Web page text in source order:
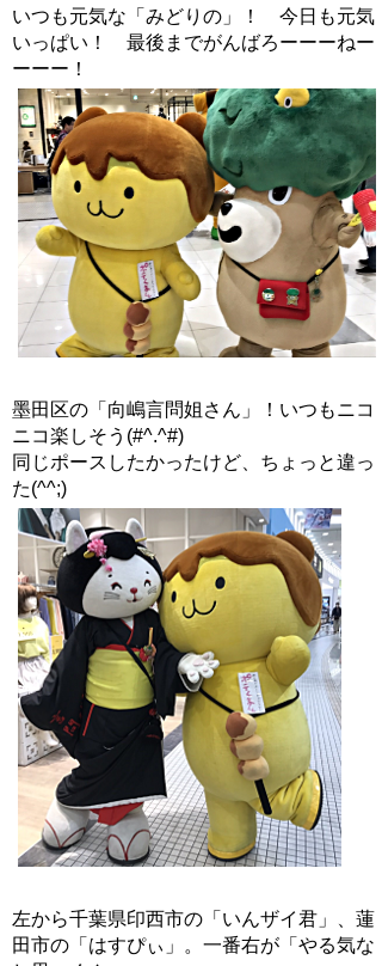
いつも元気な「みどりの」！ 今日も元気
いっぱい！ 最後までがんばろーーーねー
ーーー！
墨田区の「向嶋言問姐さん」！いつもニコ
ニコ楽しそう(#^.^#)
同じポースしたかったけど、ちょっと違っ
た(^^;)
左から千葉県印西市の「いんザイ君」、蓮
田市の「はすぴぃ」。一番右が「やる気な